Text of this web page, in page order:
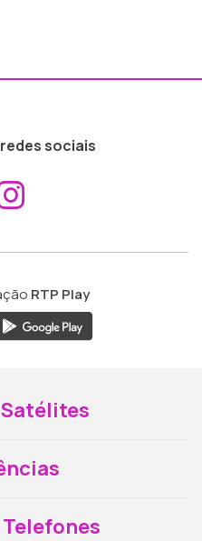
sociais
ao
RTP Play
Satélites